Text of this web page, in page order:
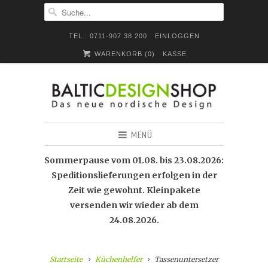
TEL.: 0711-907 38 200 EINLOGGEN
WARENKORB (0) KASSE
MENÜ
Sommerpause vom 01.08. bis 23.08.2026:
Speditionslieferungen erfolgen in der
Zeit wie gewohnt. Kleinpakete
versenden wir wieder ab dem
24.08.2026.
Startseite Küchenhelfer Tassenuntersetzer